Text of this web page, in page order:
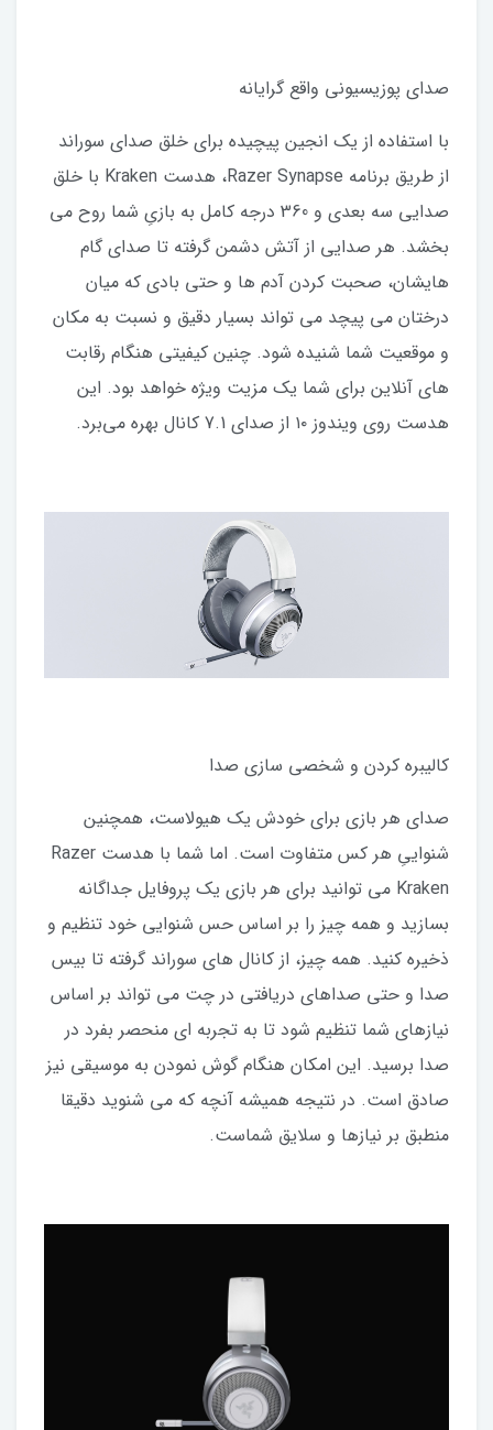
صدای پوزیسیونی واقع گرایانه
با استفاده از یک انجین پیچیده برای خلق صدای سوراند
از طریق برنامه Razer Synapse، هدست Kraken با خلق
صدایی سه بعدی و 360 درجه کامل به بازیِ شما روح می
بخشد. هر صدایی از آتش دشمن گرفته تا صدای گام
هایشان، صحبت کردن آدم ها و حتی بادی که میان
درختان می پیچد می تواند بسیار دقیق و نسبت به مکان
و موقعیت شما شنیده شود. چنین کیفیتی هنگام رقابت
های آنلاین برای شما یک مزیت ویژه خواهد بود. این
هدست روی ویندوز ۱۰ از صدای 7.1 کانال بهره می‌برد.
کالیبره کردن و شخصی سازی صدا
صدای هر بازی برای خودش یک هیولاست، همچنین
شنواییِ هر کس متفاوت است. اما شما با هدست Razer
Kraken می توانید برای هر بازی یک پروفایل جداگانه
بسازید و همه چیز را بر اساس حس شنوایی خود تنظیم و
ذخیره کنید. همه چیز، از کانال های سوراند گرفته تا بیس
صدا و حتی صداهای دریافتی در چت می تواند بر اساس
نیازهای شما تنظیم شود تا به تجربه ای منحصر بفرد در
صدا برسید. این امکان هنگام گوش نمودن به موسیقی نیز
صادق است. در نتیجه همیشه آنچه که می شنوید دقیقا
منطبق بر نیازها و سلایق شماست.